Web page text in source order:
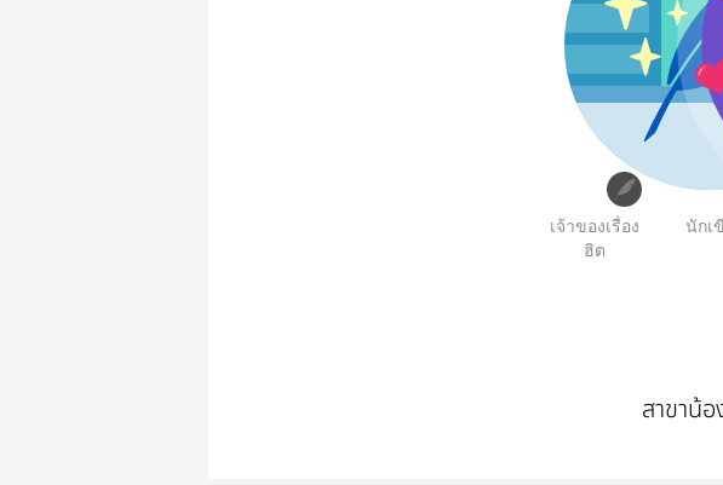
เจ้าของเรื่อง
ฮิต
นักเ
สาขาน้